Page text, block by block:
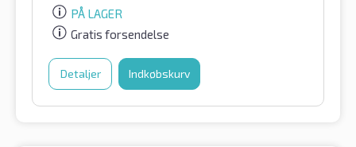
PÅ LAGER
Gratis forsendelse
Detaljer Indkøbskurv